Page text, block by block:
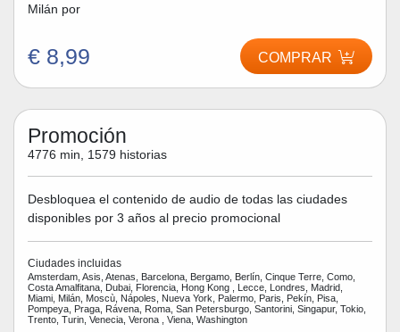
Milán por
€ 8,99 COMPRAR
Promoción
4776 min, 1579 historias
Desbloquea el contenido de audio de todas las ciudades
disponibles por 3 años al precio promocional
Ciudades incluidas
Amsterdam, Asis, Atenas, Barcelona, Bergamo, Berlín, Cinque Terre, Como,
Costa Amalfitana, Dubai, Florencia, Hong Kong , Lecce, Londres, Madrid,
Miami, Milán, Moscù, Nápoles, Nueva York, Palermo, Paris, Pekín, Pisa,
Pompeya, Praga, Rávena, Roma, San Petersburgo, Santorini, Singapur, Tokio,
Trento, Turin, Venecia, Verona , Viena, Washington